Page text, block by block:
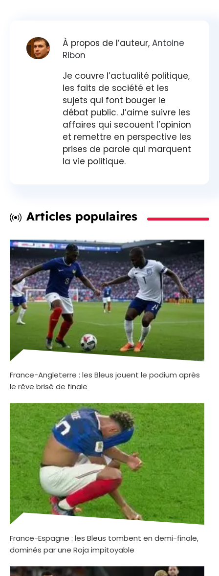
À propos de l’auteur, Antoine
Ribon
Je couvre l’actualité politique,
les faits de société et les
sujets qui font bouger le
débat public. J’aime suivre les
affaires qui secouent l’opinion
et remettre en perspective les
prises de parole qui marquent
la vie politique.
Articles populaires
France-Angleterre : les Bleus jouent le podium après
le rêve brisé de finale
France-Espagne : les Bleus tombent en demi-finale,
dominés par une Roja impitoyable